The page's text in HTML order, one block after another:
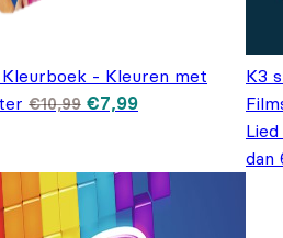
- Kleuren met
€10,99 Oorspronkelijke prijs
€7,99Huidige prijs is:
K3
dan